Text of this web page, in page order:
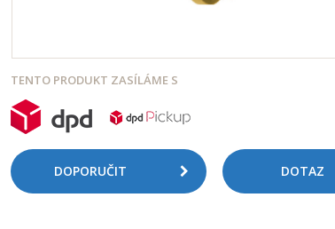
TENTO PRODUKT ZASÍLÁME S
DOPORUČIT DOTAZ